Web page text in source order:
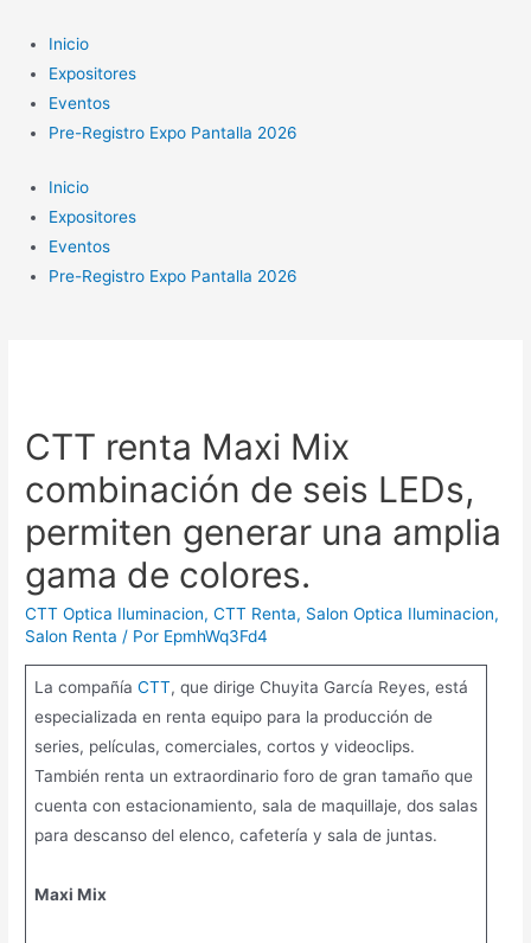
contenido
Inicio
Expositores
Eventos
Pre-Registro Expo Pantalla 2026
Inicio
Expositores
Eventos
Pre-Registro Expo Pantalla 2026
CTT renta Maxi Mix
combinación de seis LEDs,
permiten generar una amplia
gama de colores.
CTT Optica Iluminacion,CTT Renta, Salon Optica Iluminacion,
Salon Renta / Por EpmhWq3Fd4
La compañía CTT, que dirige Chuyita García Reyes, está
especializada en renta equipo para la producción de
series, películas, comerciales, cortos y videoclips.
También renta un extraordinario foro de gran tamaño que
cuenta con estacionamiento, sala de maquillaje, dos salas
para descanso del elenco, cafetería y sala de juntas.
Maxi Mix